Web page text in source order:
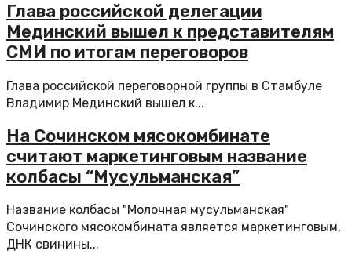
Глава российской делегации
Мединский вышел к представителям
СМИ по итогам переговоров
Глава российской переговорной группы в Стамбуле
Владимир Мединский вышел к...
На Сочинском мясокомбинате
считают маркетинговым название
колбасы “Мусульманская”
Название колбасы "Молочная мусульманская"
Сочинского мясокомбината является маркетинговым,
ДНК свинины...